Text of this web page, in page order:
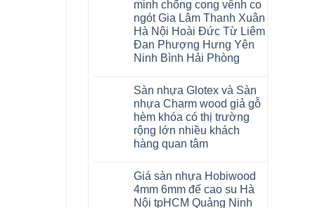
RUM
AI
37
AI
dày
12mm
bản
Hà
Nội
Thanh
Xuân
Thanh
Trì
Bắc
Giấy
Tây
Hồ
Hưng
Yên
giả
gỗ
hèm
khóa
4mm
6mm
đế
glotex
charm
wood
hobiwood
kosmos
fukione
wilson
mikado
6mm
báo
giá
thợ
minh chống cong vênh co
ngót Gia Lâm Thanh Xuân
Hà Nội Hoài Đức Từ Liêm
Đan Phượng Hưng Yên
Ninh Bình Hải Phòng
bình
luận
ở
Sàn
nhựa
Glotex
và
Hobiwood
giả
gỗ
hèm
Sàn nhựa Glotex và Sàn
nhựa Charm wood giả gỗ
hèm khóa có thị trường
rộng lớn nhiều khách
hàng quan tâm
bình
luận
ở
Sàn
Giá sàn nhựa Hobiwood
4mm 6mm đế cao su Hà
Nội tpHCM Quảng Ninh